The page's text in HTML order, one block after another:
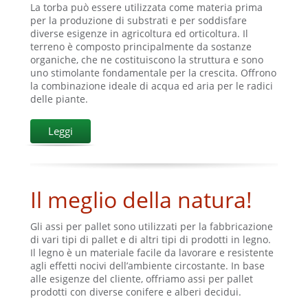
La torba può essere utilizzata come materia prima
per la produzione di substrati e per soddisfare
diverse esigenze in agricoltura ed orticoltura. Il
terreno è composto principalmente da sostanze
organiche, che ne costituiscono la struttura e sono
uno stimolante fondamentale per la crescita. Offrono
la combinazione ideale di acqua ed aria per le radici
delle piante.
Leggi
Il meglio della natura!
Gli assi per pallet sono utilizzati per la fabbricazione
di vari tipi di pallet e di altri tipi di prodotti in legno.
Il legno è un materiale facile da lavorare e resistente
agli effetti nocivi dell’ambiente circostante. In base
alle esigenze del cliente, offriamo assi per pallet
prodotti con diverse conifere e alberi decidui.